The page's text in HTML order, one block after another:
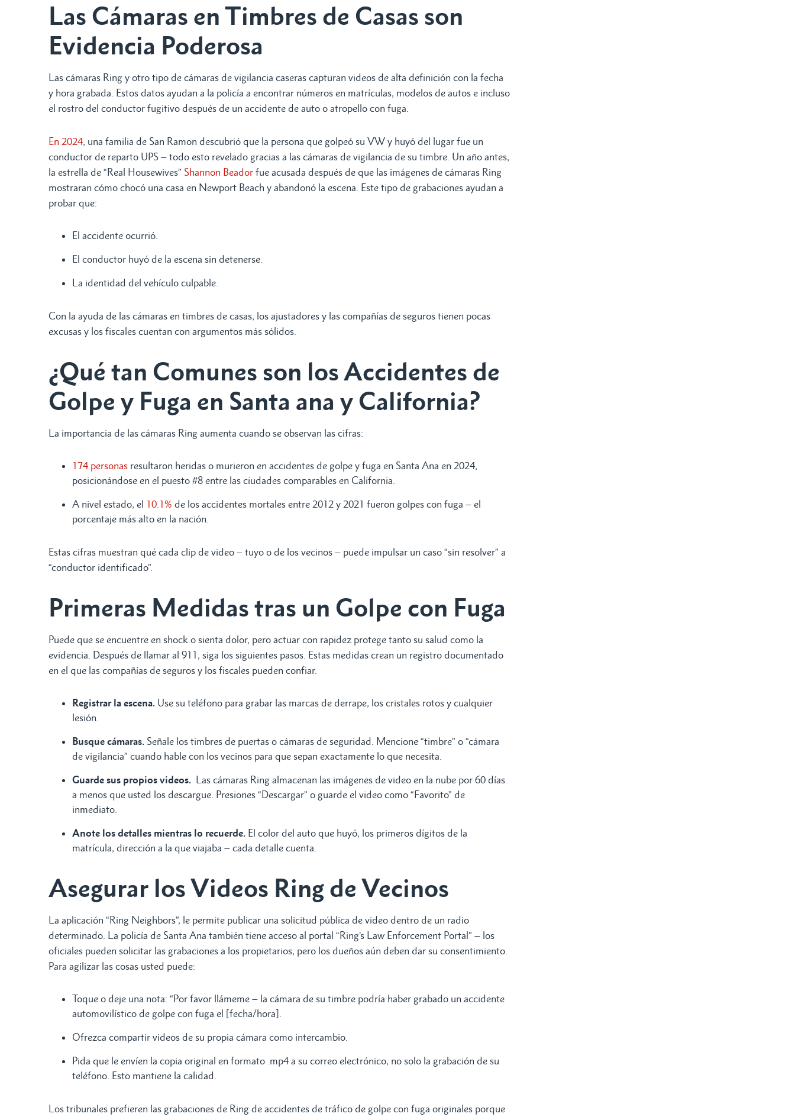
Las Cámaras en Timbres de Casas son
Evidencia Poderosa
Las cámaras Ring y otro tipo de cámaras de vigilancia caseras capturan videos de alta definición con la fecha
y hora grabada. Estos datos ayudan a la policía a encontrar números en matrículas, modelos de autos e incluso
el rostro del conductor fugitivo después de un accidente de auto o atropello con fuga.
En 2024, una familia de San Ramon descubrió que la persona que golpeó su VW y huyó del lugar fue un
conductor de reparto UPS – todo esto revelado gracias a las cámaras de vigilancia de su timbre. Un año antes,
la estrella de “Real Housewives” Shannon Beador fue acusada después de que las imágenes de cámaras Ring
mostraran cómo chocó una casa en Newport Beach y abandonó la escena. Este tipo de grabaciones ayudan a
probar que:
El accidente ocurrió.
El conductor huyó de la escena sin detenerse.
La identidad del vehículo culpable.
Con la ayuda de las cámaras en timbres de casas, los ajustadores y las compañías de seguros tienen pocas
excusas y los fiscales cuentan con argumentos más sólidos.
¿Qué tan Comunes son los Accidentes de
Golpe y Fuga en Santa ana y California?
La importancia de las cámaras Ring aumenta cuando se observan las cifras:
174 personas resultaron heridas o murieron en accidentes de golpe y fuga en Santa Ana en 2024,
posicionándose en el puesto #8 entre las ciudades comparables en California.
A nivel estado, el 10.1% de los accidentes mortales entre 2012 y 2021 fueron golpes con fuga – el
porcentaje más alto en la nación.
Estas cifras muestran qué cada clip de video – tuyo o de los vecinos – puede impulsar un caso “sin resolver” a
“conductor identificado”.
Primeras Medidas tras un Golpe con Fuga
Puede que se encuentre en shock o sienta dolor, pero actuar con rapidez protege tanto su salud como la
evidencia. Después de llamar al 911, siga los siguientes pasos. Estas medidas crean un registro documentado
en el que las compañías de seguros y los fiscales pueden confiar.
Registrar la escena. Use su teléfono para grabar las marcas de derrape, los cristales rotos y cualquier
lesión.
Busque cámaras. Señale los timbres de puertas o cámaras de seguridad. Mencione “timbre” o “cámara
de vigilancia” cuando hable con los vecinos para que sepan exactamente lo que necesita.
Guarde sus propios videos. Las cámaras Ring almacenan las imágenes de video en la nube por 60 días
a menos que usted los descargue. Presiones “Descargar” o guarde el video como “Favorito” de
inmediato.
Anote los detalles mientras lo recuerde. El color del auto que huyó, los primeros dígitos de la
matrícula, dirección a la que viajaba – cada detalle cuenta.
Asegurar los Videos Ring de Vecinos
La aplicación “Ring Neighbors”, le permite publicar una solicitud pública de video dentro de un radio
determinado. La policía de Santa Ana también tiene acceso al portal “Ring’s Law Enforcement Portal” – los
oficiales pueden solicitar las grabaciones a los propietarios, pero los dueños aún deben dar su consentimiento.
Para agilizar las cosas usted puede:
Toque o deje una nota: “Por favor llámeme – la cámara de su timbre podría haber grabado un accidente
automovilístico de golpe con fuga el [fecha/hora].
Ofrezca compartir videos de su propia cámara como intercambio.
Pida que le envíen la copia original en formato .mp4 a su correo electrónico, no solo la grabación de su
teléfono. Esto mantiene la calidad.
Los tribunales prefieren las grabaciones de Ring de accidentes de tráfico de golpe con fuga originales porque